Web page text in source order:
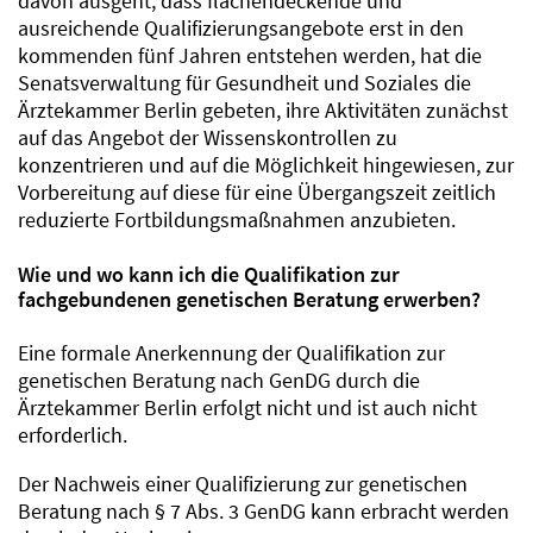
ausreichende Qualifizierungsangebote erst in den
kommenden fünf Jahren entstehen werden, hat die
Senatsverwaltung für Gesundheit und Soziales die
Ärztekammer Berlin gebeten, ihre Aktivitäten zunächst
auf das Angebot der Wissenskontrollen zu
konzentrieren und auf die Möglichkeit hingewiesen, zur
Vorbereitung auf diese für eine Übergangszeit zeitlich
reduzierte Fortbildungsmaßnahmen anzubieten.
Wie und wo kann ich die Qualifikation zur
fachgebundenen genetischen Beratung erwerben?
Eine formale Anerkennung der Qualifikation zur
genetischen Beratung nach GenDG durch die
Ärztekammer Berlin erfolgt nicht und ist auch nicht
erforderlich.
Der Nachweis einer Qualifizierung zur genetischen
Beratung nach § 7 Abs. 3 GenDG kann erbracht werden